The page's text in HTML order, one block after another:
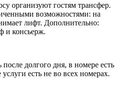
организуют гостям трансфер.
возможностями: на
лифт. Дополнительно:
и консьерж.
долгого дня, в номере есть
есть не во всех номерах.